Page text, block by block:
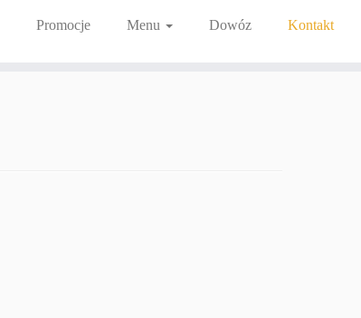
Promocje Menu Dowóz Kontakt